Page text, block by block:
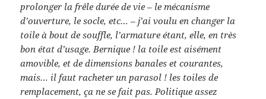
prolonger la frêle durée de vie – le mécanisme
d’ouverture, le socle, etc… – j’ai voulu en changer la
toile à bout de souffle, l’armature étant, elle, en très
bon état d’usage. Bernique ! la toile est aisément
amovible, et de dimensions banales et courantes,
mais… il faut racheter un parasol ! les toiles de
remplacement, ça ne se fait pas. Politique assez